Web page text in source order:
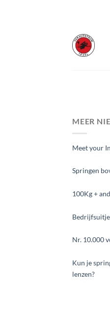
MEER
Meet your
Springen
100Kg +
Nr. 10.000
Kun je
lenzen?